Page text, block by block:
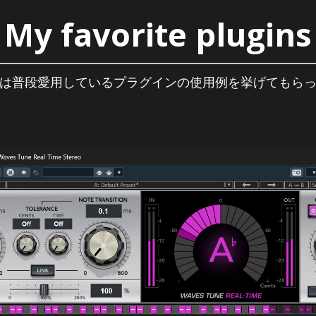
My favorite plugins
普段愛用しているプラグインの使用例を挙げてもら